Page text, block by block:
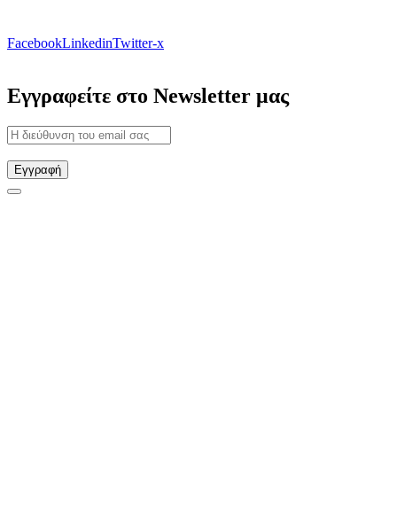
FacebookLinkedinTwitter-x
Εγγραφείτε στο Newsletter μας
Εγγραφή